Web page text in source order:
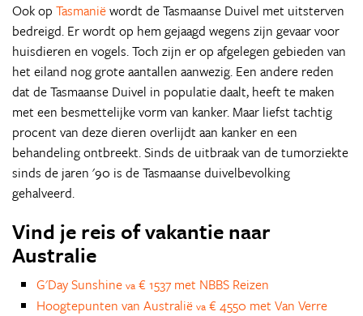
Ook op Tasmaniëwordt de Tasmaanse Duivel met uitsterven
bedreigd. Er wordt op hem gejaagd wegens zijn gevaar voor
huisdieren en vogels. Toch zijn er op afgelegen gebieden van
het eiland nog grote aantallen aanwezig. Een andere reden
dat de Tasmaanse Duivel in populatie daalt, heeft te maken
met een besmettelijke vorm van kanker. Maar liefst tachtig
procent van deze dieren overlijdt aan kanker en een
behandeling ontbreekt. Sinds de uitbraak van de tumorziekte
sinds de jaren '90 is de Tasmaanse duivelbevolking
gehalveerd.
Vind je reis of vakantie naar
Australie
G'Day Sunshine va € 1537 met NBBS Reizen
Hoogtepunten van Australië va € 4550 met Van Verre